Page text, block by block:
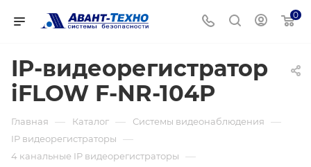
0
IP-видеорегистратор
iFLOW F-NR-104P
Главная — Каталог — Системы видеонаблюдения —
IP видеорегистраторы —
4 канальные IP видеорегистраторы —